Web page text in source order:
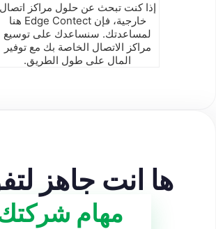
إذا كنت تبحث عن حلول مراكز اتصال
خارجية، فإن Edge Contect هنا
لمساعدتك. سنساعدك على توسيع
مراكز الاتصال الخاصة بك مع توفير
المال على طول الطريق.
ها انت جاهز
مهام